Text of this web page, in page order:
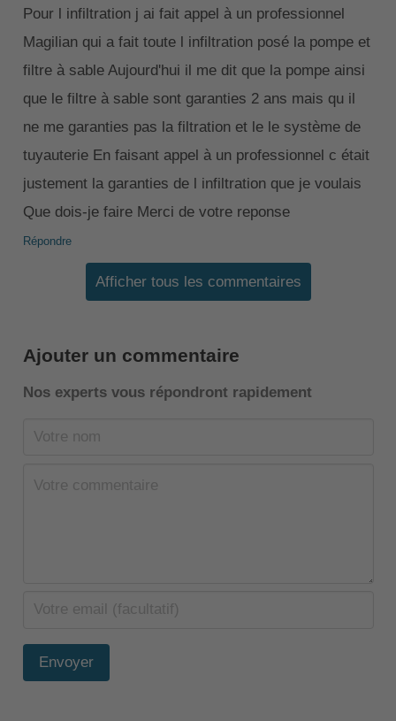
Pour l infiltration j ai fait appel à un professionnel
Magilian qui a fait toute l infiltration posé la pompe et
filtre à sable Aujourd'hui il me dit que la pompe ainsi
que le filtre à sable sont garanties 2 ans mais qu il
ne me garanties pas la filtration et le le système de
tuyauterie En faisant appel à un professionnel c était
justement la garanties de l infiltration que je voulais
Que dois-je faire Merci de votre reponse
Répondre
Afficher tous les commentaires
Ajouter un commentaire
Nos experts vous répondront rapidement
Envoyer